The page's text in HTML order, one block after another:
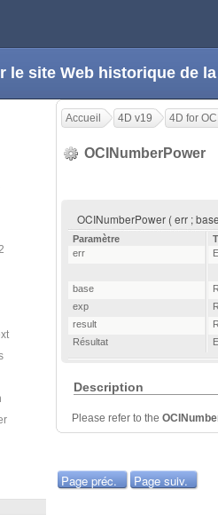
le site Web historique de
Accueil 4D v19 4D for OCI
OCINumberPower
OCINumberPower ( err ;
Paramètre
err
base
exp
result
Résultat
Description
Please refer to the
Page préc. Page suiv.